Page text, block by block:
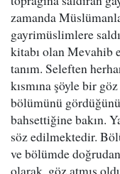
zamanda
gayrimüslimlere
kitabı olan
tanım. Seleften
kısmına şöyle bir
bölümünü
bahsettiğine bakın.
söz edilmektedir.
ve bölümde
olarak, göz atmış